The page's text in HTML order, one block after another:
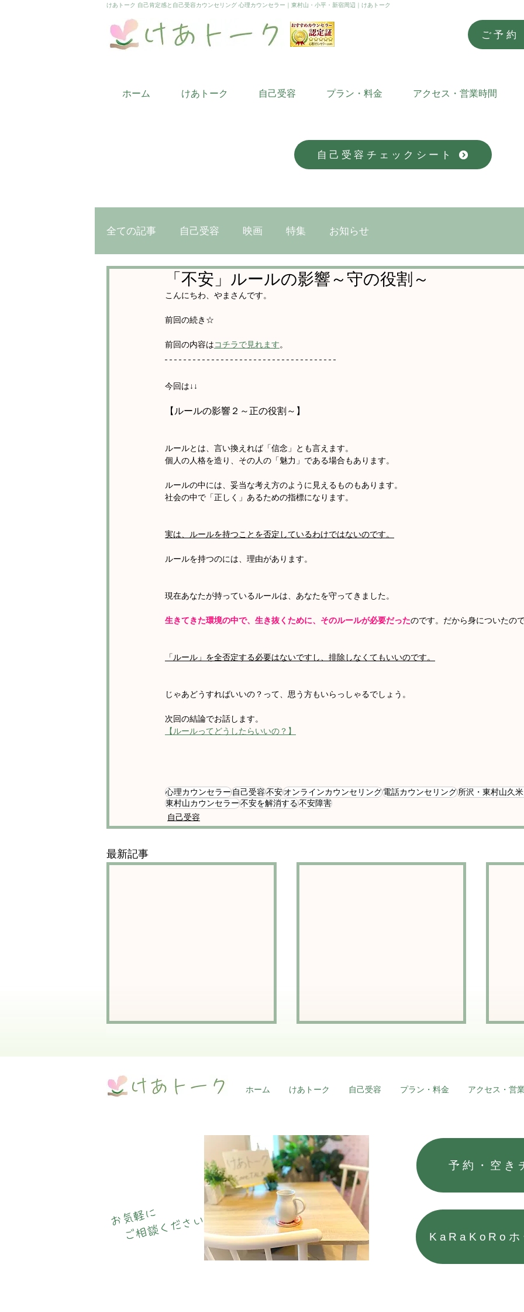
けあトーク 自己肯定感と自己受容カウンセリング 心理カウンセラー｜東村山・小平・新宿周辺｜けあトーク
ご予約
ホーム けあトーク 自己受容 プラン・料金 アクセス・営業時間
全ての記事 自己受容 映画 特集 お知らせ
「不安」ルールの影響～守の役割～
こんにちわ、やまさんです。
前回の続き☆
前回の内容はコチラで見れます。
今回は↓↓
【ルールの影響２～正の役割～】
ルールとは、言い換えれば「信念」とも言えます。
個人の人格を造り、その人の「魅力」である場合もあります。
ルールの中には、妥当な考え方のように見えるものもあります。
社会の中で「正しく」あるための指標になります。
実は、ルールを持つことを否定しているわけではないのです。
ルールを持つのには、理由があります。
現在あなたが持っているルールは、あなたを守ってきました。
生きてきた環境の中で、生き抜くために、そのルールが必要だったのです。だから身についたの
「ルール」を全否定する必要はないですし、排除しなくてもいいのです。
じゃあどうすればいいの？って、思う方もいらっしゃるでしょう。
次回の結論でお話します。
【ルールってどうしたらいいの？】
心理カウンセラー自己受容不安オンラインカウンセリング電話カウンセリング所沢・東村山久
東村山カウンセラー不安を解消する不安障害
自己受容
最新記事
こんにちわ、やまさんです。 前
回の続き☆ 前回の内容はコチラ
ルの例は、前回をご参照くださ
い） ルールがあると「守らなき
ゃ／できるかな」と、意識しま
すよね。 この思考が繰り返さ
れ、自分自身へのプレッシャー
回の内容はコチラで見れます。
ていきます。 不安をゼロにする
ことは難しいですが、緊張とリ
ラックスのバランスがとれれ
ば、今よりずっと楽になりま
す。...
不
安を
し
思う
自己受容チェックシート
ホーム けあトーク 自己受容 プラン・料金 アクセス・営
ご相談ください
お気軽に
予約・空き
KaRaKoRoホ